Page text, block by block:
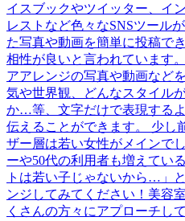
イスブックやツイッター、イ
レストなど色々なSNSツール
た写真や動画を簡単に投稿で
相性が良いと言われています
アアレンジの写真や動画など
気や世界観、どんなスタイル
か…等、文字だけで表現する
伝えることができます。 少し
ザー層は若い女性がメインで
ーや50代の利用者も増えてい
トは若い子じゃないから…」
ンジしてみてください！美容
くさんの方々にアプローチし